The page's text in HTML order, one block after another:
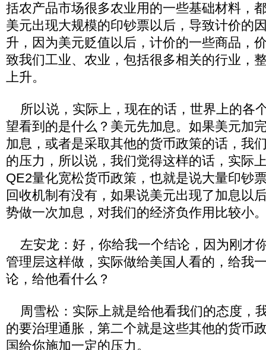
括农产品市场很多农业用的一些基础材料，
美元出现大规模的印钞票以后，导致计价的
升，因为美元贬值以后，计价的一些商品，
致我们工业、农业，包括很多相关的行业，
上升。
所以说，实际上，现在的话，世界上的各
望看到的是什么？美元先加息。如果美元加
加息，或者是采取其他的货币政策的话，我
的压力，所以说，我们觉得这样的话，实际
QE2量化宽松货币政策，也就是说大量印钞
回收机制有没有，如果说美元出现了加息以
势做一次加息，对我们的经济负作用比较小
左安龙：好，你给我一个结论，因为刚才
管理层这样做，实际做给美国人看的，给我
论，给他看什么？
周雪松：实际上就是给他看我们的态度，
的要治理通胀，第二个就是这些其他的货币
国给你施加一定的压力。